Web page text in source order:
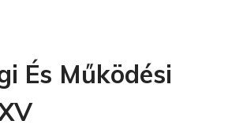
És Működési